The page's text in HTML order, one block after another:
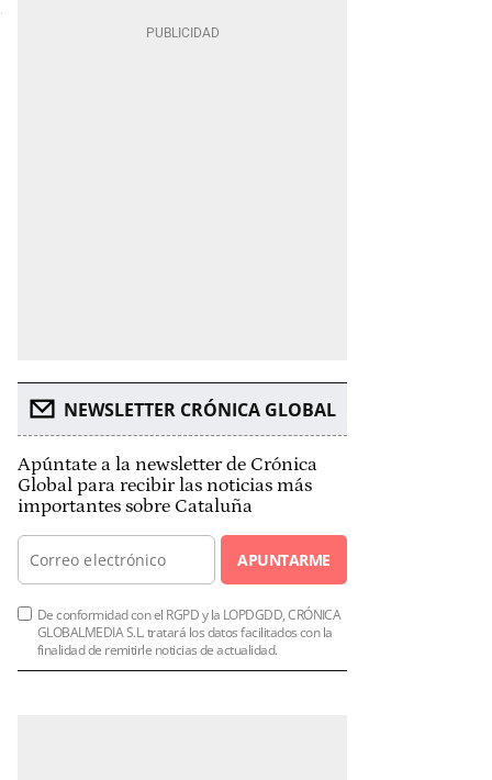
NEWSLETTER CRÓNICA GLOBAL
Apúntate a la newsletter de Crónica
Global para recibir las noticias más
importantes sobre Cataluña
APUNTARME
De conformidad con el RGPD y la LOPDGDD, CRÓNICA
GLOBALMEDIA S.L. tratará los datos facilitados con la
finalidad de remitirle noticias de actualidad.